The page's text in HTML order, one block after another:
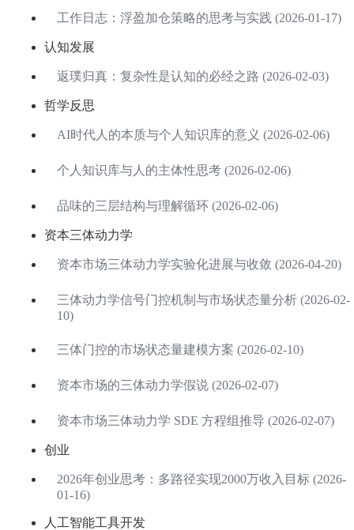
工作日志：浮盈加仓策略的思考与实践 (2026-01-17)
认知发展
返璞归真：复杂性是认知的必经之路 (2026-02-03)
哲学反思
AI时代人的本质与个人知识库的意义 (2026-02-06)
个人知识库与人的主体性思考 (2026-02-06)
品味的三层结构与理解循环 (2026-02-06)
资本三体动力学
资本市场三体动力学实验化进展与收敛 (2026-04-20)
三体动力学信号门控机制与市场状态量分析 (2026-02-
10)
三体门控的市场状态量建模方案 (2026-02-10)
资本市场的三体动力学假说 (2026-02-07)
资本市场三体动力学 SDE 方程组推导 (2026-02-07)
创业
2026年创业思考：多路径实现2000万收入目标 (2026-
01-16)
人工智能工具开发